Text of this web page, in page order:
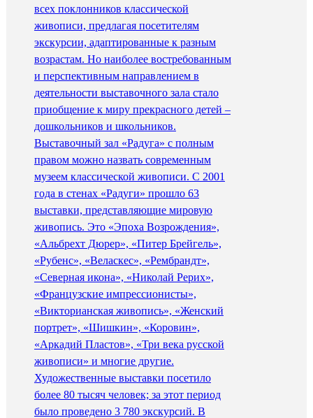
всех поклонников классической
живописи, предлагая посетителям
экскурсии, адаптированные к разным
возрастам. Но наиболее востребованным
и перспективным направлением в
деятельности выставочного зала стало
приобщение к миру прекрасного детей –
дошкольников и школьников.
Выставочный зал «Радуга» с полным
правом можно назвать современным
музеем классической живописи. С 2001
года в стенах «Радуги» прошло 63
выставки, представляющие мировую
живопись. Это «Эпоха Возрождения»,
«Альбрехт Дюрер», «Питер Брейгель»,
«Рубенс», «Веласкес», «Рембрандт»,
«Северная икона», «Николай Рерих»,
«Французские импрессионисты»,
«Викторианская живопись», «Женский
портрет», «Шишкин», «Коровин»,
«Аркадий Пластов», «Три века русской
живописи» и многие другие.
Художественные выставки посетило
более 80 тысяч человек; за этот период
было проведено 3 780 экскурсий. В